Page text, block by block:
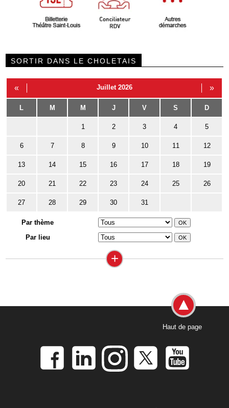
SORTIR DANS LE CHOLETAIS
« Juillet 2026 »
L M M J V S D
1 2 3 4 5
6 7 8 9 10 11 12
13 14 15 16 17 18 19
20 21 22 23 24 25 26
27 28 29 30 31
Par thème
Par lieu
+
Haut de page